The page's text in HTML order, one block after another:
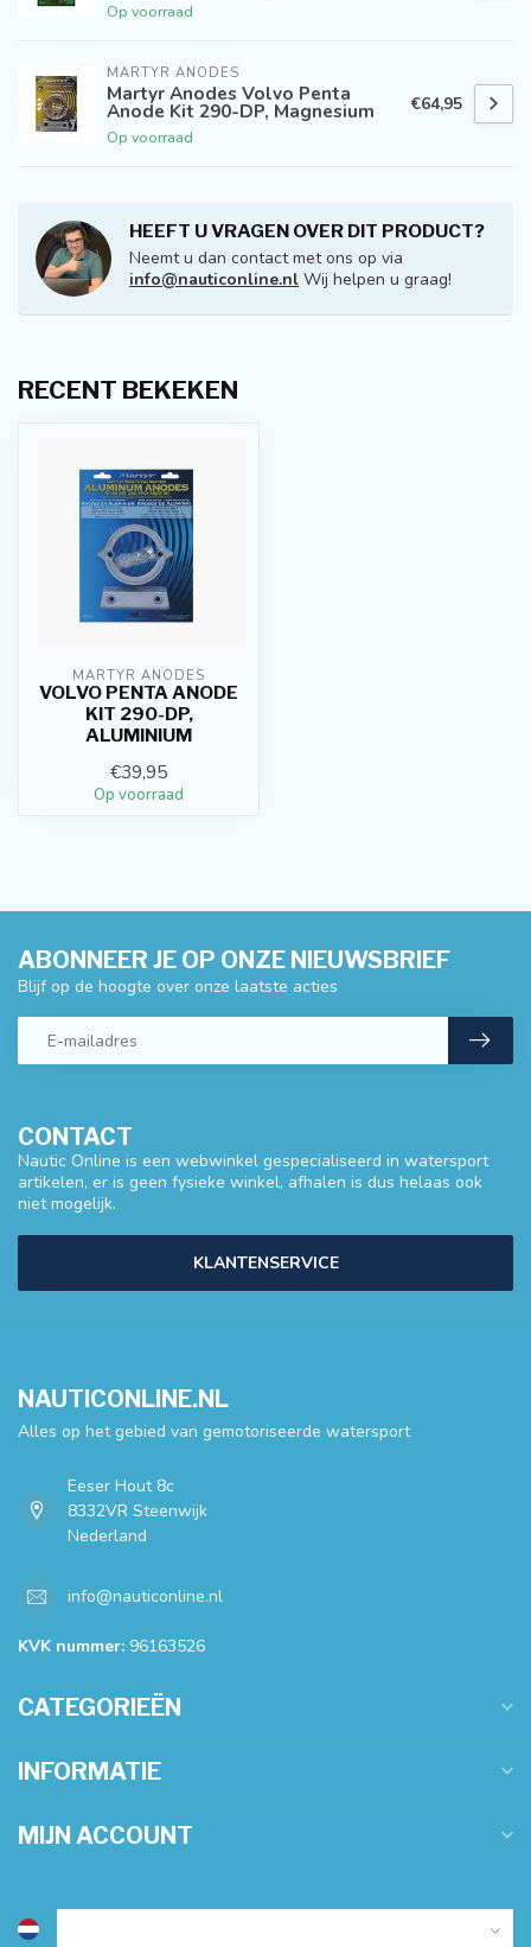
Op voorraad
MARTYR ANODES
Martyr Anodes Volvo Penta
Anode Kit 290-DP, Magnesium
Op voorraad
€64,95
HEEFT U VRAGEN OVER DIT PRODUCT?
Neemt u dan contact met ons op via
info@nauticonline.nl Wij helpen u graag!
RECENT BEKEKEN
MARTYR ANODES
VOLVO PENTA ANODE
KIT 290-DP,
ALUMINIUM
€39,95
Op voorraad
CONTACT
Nautic Online is een webwinkel gespecialiseerd in watersport
artikelen, er is geen fysieke winkel, afhalen is dus helaas ook
niet mogelijk.
KLANTENSERVICE
ABONNEER JE OP ONZE NIEUWSBRIEF
Blijf op de hoogte over onze laatste acties
NAUTICONLINE.NL
Alles op het gebied van gemotoriseerde watersport
Eeser Hout 8c
8332VR Steenwijk
Nederland
info@nauticonline.nl
KVK nummer: 96163526
CATEGORIEËN
INFORMATIE
MIJN ACCOUNT